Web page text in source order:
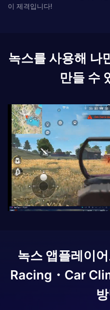
이 제격입니다!
녹스를 사용해 나
만들 수
녹스 앱플레이
Racing・Car